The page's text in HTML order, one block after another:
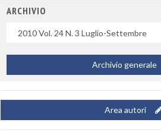
ARCHIVIO
Archivio generale
Area autori